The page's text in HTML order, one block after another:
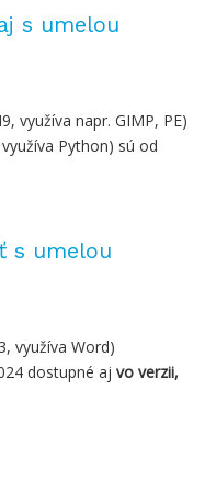
s umelou
využíva napr. GIMP, PE)
Python) sú od
s umelou
využíva Word)
dostupné aj vo verzii,